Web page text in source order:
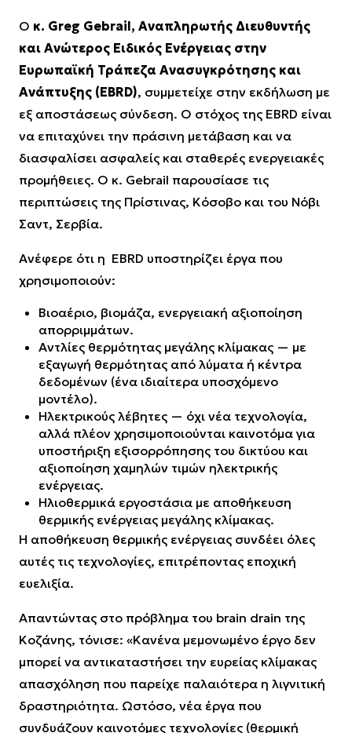
Ο κ. Greg Gebrail, Αναπληρωτής Διευθυντής
και Ανώτερος Ειδικός Ενέργειας στην
Ευρωπαϊκή Τράπεζα Ανασυγκρότησης και
Ανάπτυξης (EBRD), συμμετείχε στην εκδήλωση με
εξ αποστάσεως σύνδεση. Ο στόχος της EBRD είναι
να επιταχύνει την πράσινη μετάβαση και να
διασφαλίσει ασφαλείς και σταθερές ενεργειακές
προμήθειες. Ο κ. Gebrail παρουσίασε τις
περιπτώσεις της Πρίστινας, Κόσοβο και του Νόβι
Σαντ, Σερβία.
Ανέφερε ότι η EBRD υποστηρίζει έργα που
χρησιμοποιούν:
Βιοαέριο, βιομάζα, ενεργειακή αξιοποίηση
απορριμμάτων.
Αντλίες θερμότητας μεγάλης κλίμακας — με
εξαγωγή θερμότητας από λύματα ή κέντρα
δεδομένων (ένα ιδιαίτερα υποσχόμενο
μοντέλο).
Ηλεκτρικούς λέβητες — όχι νέα τεχνολογία,
αλλά πλέον χρησιμοποιούνται καινοτόμα για
υποστήριξη εξισορρόπησης του δικτύου και
αξιοποίηση χαμηλών τιμών ηλεκτρικής
ενέργειας.
Ηλιοθερμικά εργοστάσια με αποθήκευση
θερμικής ενέργειας μεγάλης κλίμακας.
Η αποθήκευση θερμικής ενέργειας συνδέει όλες
αυτές τις τεχνολογίες, επιτρέποντας εποχική
ευελιξία.
Απαντώντας στο πρόβλημα του brain drain της
Κοζάνης, τόνισε: «Κανένα μεμονωμένο έργο δεν
μπορεί να αντικαταστήσει την ευρείας κλίμακας
απασχόληση που παρείχε παλαιότερα η λιγνιτική
δραστηριότητα. Ωστόσο, νέα έργα που
συνδυάζουν καινοτόμες τεχνολογίες (θερμική